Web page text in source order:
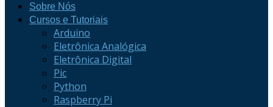
Sobre Nós
Cursos e Tutoriais
Arduino
Eletrônica Analógica
Eletrônica Digital
Pic
Python
Raspberry Pi